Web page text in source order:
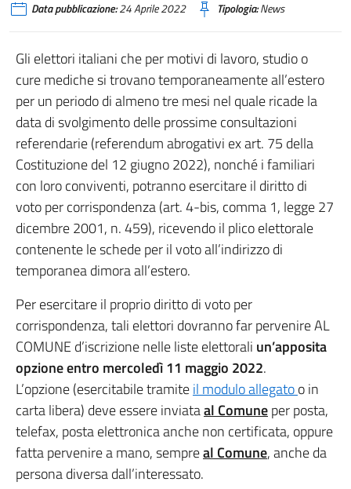
Data pubblicazione:24 Aprile 2022 Tipologia:News
Gli elettori italiani che per motivi di lavoro, studio o
cure mediche si trovano temporaneamente all’estero
per un periodo di almeno tre mesi nel quale ricade la
data di svolgimento delle prossime consultazioni
referendarie (referendum abrogativi ex art. 75 della
Costituzione del 12 giugno 2022), nonché i familiari
con loro conviventi, potranno esercitare il diritto di
voto per corrispondenza (art. 4-bis, comma 1, legge 27
dicembre 2001, n. 459), ricevendo il plico elettorale
contenente le schede per il voto all’indirizzo di
temporanea dimora all’estero.
Per esercitare il proprio diritto di voto per
corrispondenza, tali elettori dovranno far pervenire AL
COMUNE d’iscrizione nelle liste elettorali un’apposita
opzione entro mercoledì 11 maggio 2022.
L’opzione (esercitabile tramiteil modulo allegatoo in
carta libera) deve essere inviataal Comuneper posta,
telefax, posta elettronica anche non certificata, oppure
fatta pervenire a mano, sempreal Comune, anche da
persona diversa dall’interessato.